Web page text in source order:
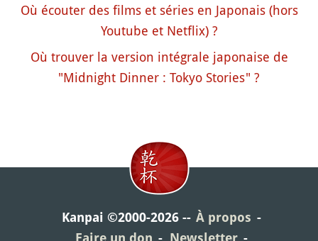
Où écouter des films et séries en Japonais (hors
Youtube et Netflix) ?
Où trouver la version intégrale japonaise de
"Midnight Dinner : Tokyo Stories" ?
Kanpai ©2000-2026
À propos
Faire un don
Newsletter